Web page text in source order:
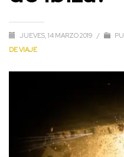
JUEVES, 14 MARZO 2019 /
DE VIAJE